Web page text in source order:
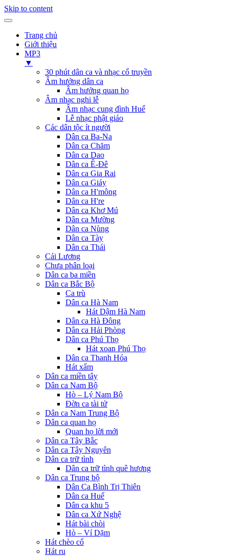
Skip to content
Trang chủ
Giới thiệu
MP3
▼
30 phút dân ca và nhạc cổ truyền
Âm hưởng dân ca
Âm hưởng quan họ
Âm nhạc nghi lễ
Âm nhạc cung đình Huế
Lễ nhạc phật giáo
Các dân tộc ít người
Dân ca Ba-Na
Dân ca Chăm
Dân ca Dao
Dân ca Ê-Đê
Dân ca Gia Rai
Dân ca Giáy
Dân ca H'mông
Dân ca H're
Dân ca Khơ Mú
Dân ca Mường
Dân ca Nùng
Dân ca Tày
Dân ca Thái
Cải Lương
Chưa phân loại
Dân ca ba miền
Dân ca Bắc Bộ
Ca trù
Dân ca Hà Nam
Hát Dậm Hà Nam
Dân ca Hà Đông
Dân ca Hải Phòng
Dân ca Phú Thọ
Hát xoan Phú Thọ
Dân ca Thanh Hóa
Hát xẩm
Dân ca miền tây
Dân ca Nam Bộ
Hò – Lý Nam Bộ
Đờn ca tài tử
Dân ca Nam Trung Bộ
Dân ca quan họ
Quan họ lời mới
Dân ca Tây Bắc
Dân ca Tây Nguyên
Dân ca trữ tình
Dân ca trữ tình quê hương
Dân ca Trung bộ
Dân Ca Bình Trị Thiên
Dân ca Huế
Dân ca khu 5
Dân ca Xứ Nghệ
Hát bài chòi
Hò – Ví Dặm
Hát chèo cổ
Hát ru